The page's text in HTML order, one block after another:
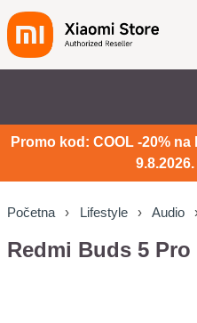
Promo kod: COOL -20% na
9.8.2026.
Početna Lifestyle Audio
Redmi Buds 5 Pro